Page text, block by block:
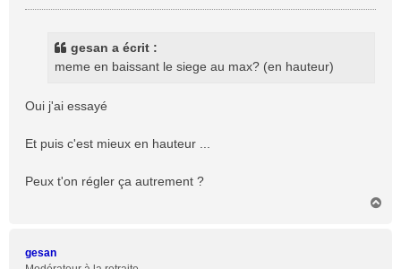
e
gesan a écrit :
meme en baissant le siege au max? (en hauteur)
Oui j'ai essayé
Et puis c'est mieux en hauteur ...
Peux t'on régler ça autrement ?
gesan